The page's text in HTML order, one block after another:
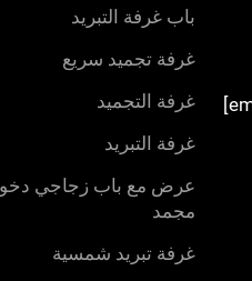
باب غرفة التبريد
غرفة تجميد سريع
غرفة التجميد
غرفة التبريد
عرض مع باب زجاجي
مجمد
غرفة تبريد شمسية